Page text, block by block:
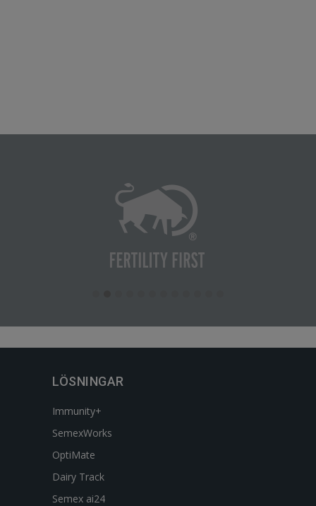
LÖSNINGAR
Immunity+
SemexWorks
OptiMate
Dairy Track
Semex ai24